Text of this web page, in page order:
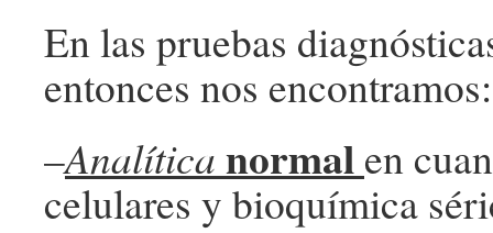
En las pruebas
entonces nos encontramos:
–Analítica normalen
celulares y bioquímica